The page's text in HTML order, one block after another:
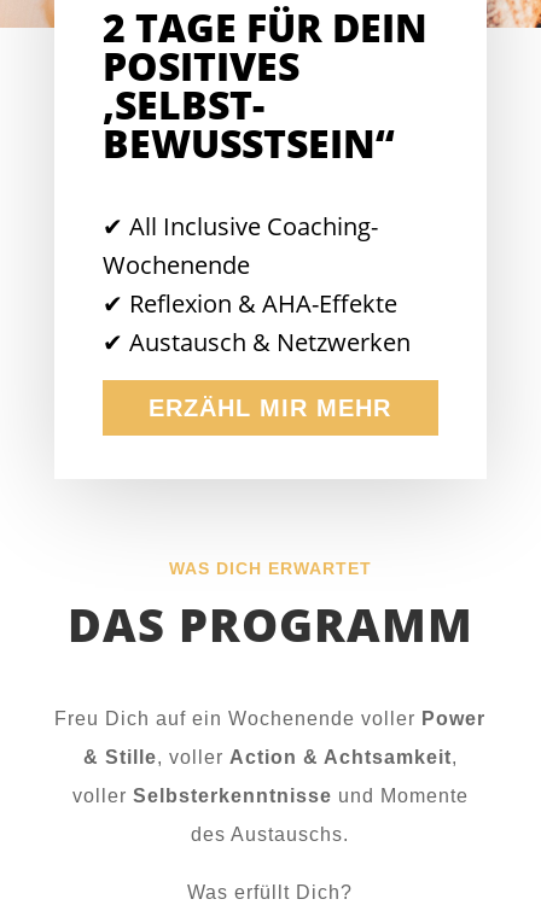
2 TAGE FÜR DEIN
POSITIVES
‚SELBST-
BEWUSSTSEIN“
✔︎ All Inclusive Coaching-
Wochenende
✔︎ Reflexion & AHA-Effekte
✔︎ Austausch & Netzwerken
ERZÄHL MIR MEHR
WAS DICH ERWARTET
DAS PROGRAMM
Freu Dich auf ein Wochenende voller Power
& Stille, voller Action & Achtsamkeit,
voller Selbsterkenntnisse und Momente
des Austauschs.
Was erfüllt Dich?